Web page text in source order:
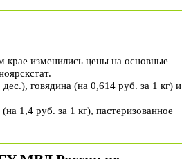
изменились цены на основные
говядина (на 0,614 руб. за 1 кг) и
1,4 руб. за 1 кг), пастеризованное